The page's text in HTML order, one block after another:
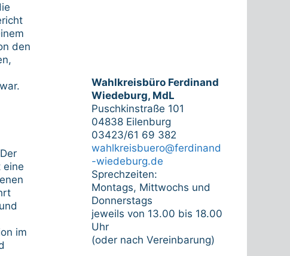
den
eine
im
Wahlkreisbüro Ferdinand
Wiedeburg, MdL
Puschkinstraße 101
04838 Eilenburg
03423/61 69 382
wahlkreisbuero@ferdinand
-wiedeburg.de
Sprechzeiten:
Montags, Mittwochs und
Donnerstags
jeweils von 13.00 bis 18.00
Uhr
(oder nach Vereinbarung)